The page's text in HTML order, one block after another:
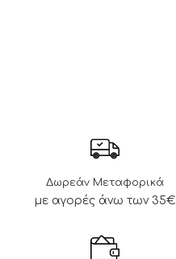
Δωρεάν Μεταφορικά
με αγορές άνω των 35€